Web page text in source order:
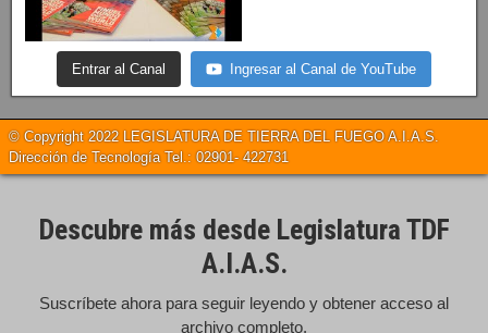
Entrar al Canal Ingresar al Canal de YouTube
© Copyright 2022 LEGISLATURA DE TIERRA DEL FUEGO A.I.A.S.
Dirección de Tecnología Tel.: 02901- 422731
Descubre más desde Legislatura TDF
A.I.A.S.
Suscríbete ahora para seguir leyendo y obtener acceso al
archivo completo.